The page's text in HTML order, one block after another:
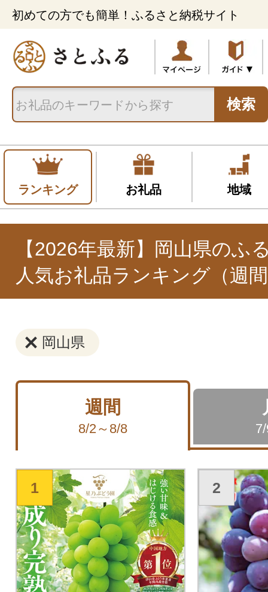
初めての方でも簡単！ふるさと納税サイト
検索
ランキング お礼品 地域
【2026年最新】岡山県のふ
人気お礼品ランキング（週
岡山県
週間
8/2～8/8
1 2